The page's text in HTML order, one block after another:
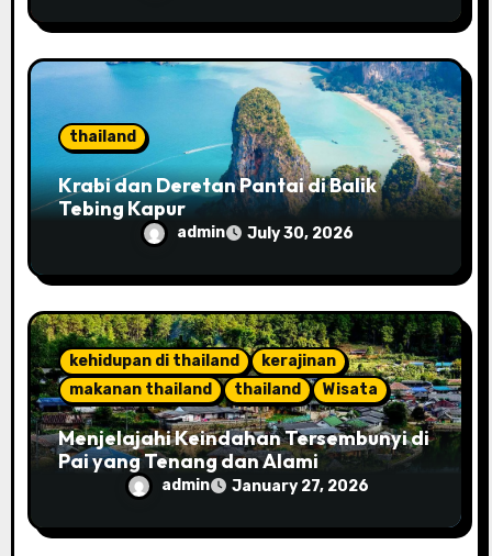
thailand
Krabi dan Deretan Pantai di Balik
Tebing Kapur
admin July 30, 2026
kehidupan di thailand
kerajinan
makanan thailand
thailand Wisata
Menjelajahi Keindahan Tersembunyi di
Pai yang Tenang dan Alami
admin January 27, 2026